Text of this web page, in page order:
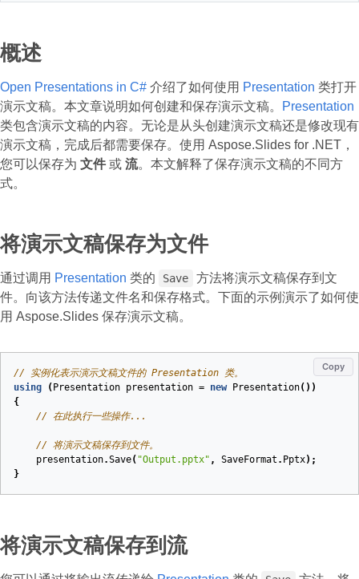
概述
Open Presentations in C# 介绍了如何使用 Presentation 类打开
演示文稿。本文章说明如何创建和保存演示文稿。
Presentation
类包含演示文稿的内容。无论是从头创建演示文稿还是修改现有
演示文稿，完成后都需要保存。使用 Aspose.Slides for .NET，
您可以保存为 文件 或 流。本文解释了保存演示文稿的不同方
式。
将演示文稿保存为文件
通过调用 Presentation 类的 Save
方法将演示文稿保存到文
件。向该方法传递文件名和保存格式。下面的示例演示了如何使
用 Aspose.Slides 保存演示文稿。
Copy
// 实例化表示演示文稿文件的 Presentation 类。
using
( Presentation presentation = new Presentation())
{
// 在此执行一些操作...
// 将演示文稿保存到文件。
presentation.Save( "Output.pptx" , SaveFormat . Pptx);
}
将演示文稿保存到流